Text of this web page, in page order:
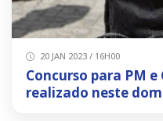
20 JAN 2023 / 16H00
Concurso para PM
realizado neste